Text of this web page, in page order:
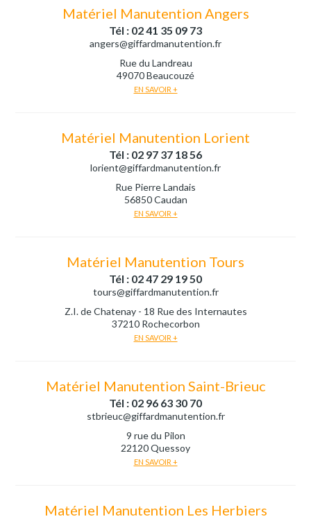
Matériel Manutention Angers
Tél : 02 41 35 09 73
angers@giffardmanutention.fr
Rue du Landreau
49070 Beaucouzé
EN SAVOIR +
Matériel Manutention Lorient
Tél : 02 97 37 18 56
lorient@giffardmanutention.fr
Rue Pierre Landais
56850 Caudan
EN SAVOIR +
Matériel Manutention Tours
Tél : 02 47 29 19 50
tours@giffardmanutention.fr
Z.I. de Chatenay - 18 Rue des Internautes
37210 Rochecorbon
EN SAVOIR +
Matériel Manutention Saint-Brieuc
Tél : 02 96 63 30 70
stbrieuc@giffardmanutention.fr
9 rue du Pilon
22120 Quessoy
EN SAVOIR +
Matériel Manutention Les Herbiers